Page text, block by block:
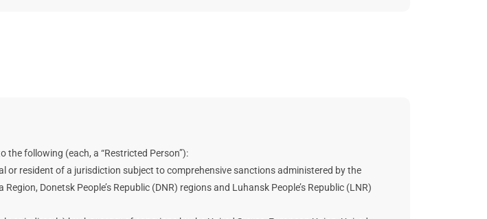
following (each, a “Restricted Person”):
resident of a jurisdiction subject to comprehensive sanctions administered by the
Donetsk People’s Republic (DNR) regions and Luhansk People’s Republic (LNR)